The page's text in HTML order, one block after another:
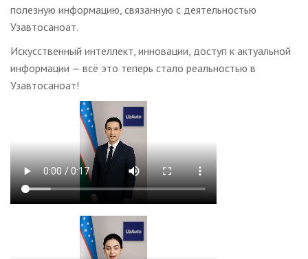
полезную информацию, связанную с деятельностью
Узавтосаноат.
Искусственный интеллект, инновации, доступ к актуальной
информации — всё это теперь стало реальностью в
Узавтосаноат!